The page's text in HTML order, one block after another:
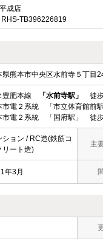
成店
TB396226819
県熊本市中央区水前寺５丁
豊肥本線 「水前寺駅」
徒
市電２系統 「市立体育館前
市電２系統 「国府駅」 徒
ション / RC造(鉄筋コ
リート造)
主
年3月